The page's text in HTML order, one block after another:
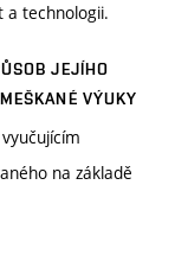
a technologii.
JEJÍHO
VÝUKY
na základě